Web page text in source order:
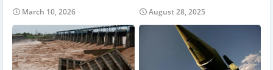
March 10, 2026 August 28, 2025